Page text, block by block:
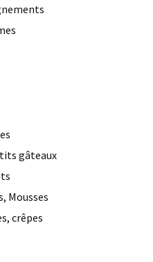
gâteaux
Mousses
crêpes